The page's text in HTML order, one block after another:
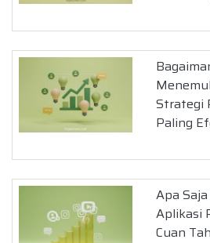
Strategi
Paling
Apa
Aplikasi
Cuan